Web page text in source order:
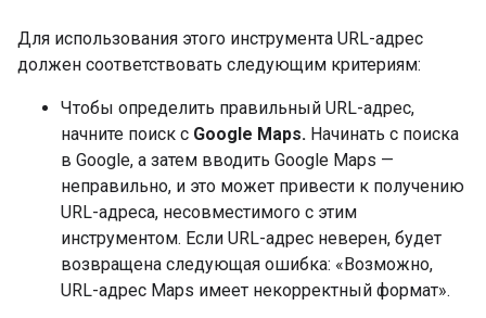
Для использования этого инструмента URL-адрес
должен соответствовать следующим критериям:
Чтобы определить правильный URL-адрес,
начните поиск с Google Maps. Начинать с поиска
в Google, а затем вводить Google Maps —
неправильно, и это может привести к получению
URL-адреса, несовместимого с этим
инструментом. Если URL-адрес неверен, будет
возвращена следующая ошибка: «Возможно,
URL-адрес Maps имеет некорректный формат».